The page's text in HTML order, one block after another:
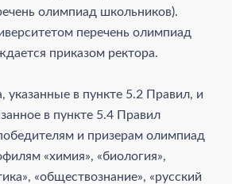
олимпиад школьников).
перечень олимпиад
приказом ректора.
указанные в пункте 5.2 Правил, и
в пункте 5.4 Правил
и призерам олимпиад
«химия», «биология»,
«обществознание», «русский